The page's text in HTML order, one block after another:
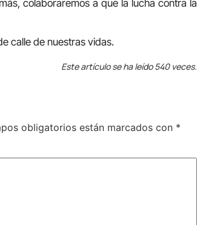
colaboraremos a que la lucha contra la
calle de nuestras vidas.
Este artículo se ha leído 540 veces.
obligatorios están marcados con *